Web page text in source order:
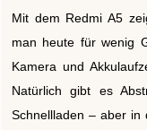
Mit dem Redmi A5
man heute für wenig
Kamera und
Natürlich gibt es
Schnellladen – aber in